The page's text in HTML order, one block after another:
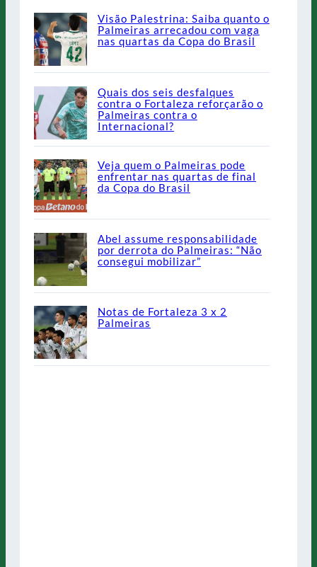
Visão Palestrina: Saiba quanto o
Palmeiras arrecadou com vaga
nas quartas da Copa do Brasil
Quais dos seis desfalques
contra o Fortaleza reforçarão o
Palmeiras contra o
Internacional?
Veja quem o Palmeiras pode
enfrentar nas quartas de final
da Copa do Brasil
Abel assume responsabilidade
por derrota do Palmeiras: “Não
consegui mobilizar”
Notas de Fortaleza 3 x 2
Palmeiras